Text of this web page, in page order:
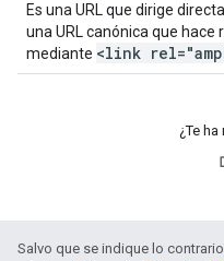
Es una URL que dirige
una URL canónica que
mediante <link
¿Te
Salvo que se indique lo